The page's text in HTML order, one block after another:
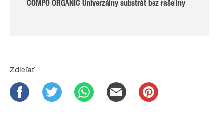
COMPO ORGANIC Univerzálny substrát bez rašeliny
Zdieľať